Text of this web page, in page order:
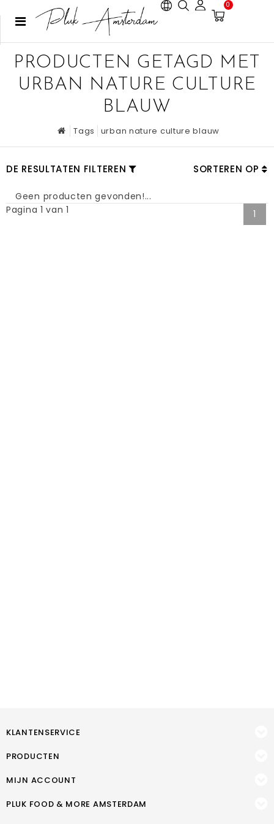
0
PRODUCTEN GETAGD MET
URBAN NATURE CULTURE
BLAUW
Tags urban nature culture blauw
DE RESULTATEN FILTEREN SORTEREN OP
Geen producten gevonden!...
Pagina 1 van 1
1
KLANTENSERVICE
PRODUCTEN
MIJN ACCOUNT
PLUK FOOD & MORE AMSTERDAM